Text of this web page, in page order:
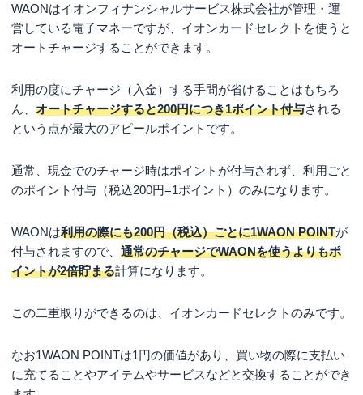
WAONはイオンフィナンシャルサービス株式会社が管理・運
営している電子マネーですが、イオンカードセレクトを使うと
オートチャージすることができます。
利用の度にチャージ（入金）する手間が省けることはもちろ
ん、 オートチャージすると200円につき1ポイント付与される
という点が最大のアピールポイントです。
通常、現金でのチャージ時はポイントが付与されず、利用ごと
のポイント付与（税込200円=1ポイント）のみになります。
WAONは利用の際にも200円（税込）ごとに1WAON POINTが
付与されますので、 通常のチャージでWAONを使うよりもポ
イントが2倍貯まる計算になります。
この二重取りができるのは、イオンカードセレクトのみです。
なお1WAON POINTは1円の価値があり、買い物の際に支払い
に充てることやアイテムやサービスなどと交換することができ